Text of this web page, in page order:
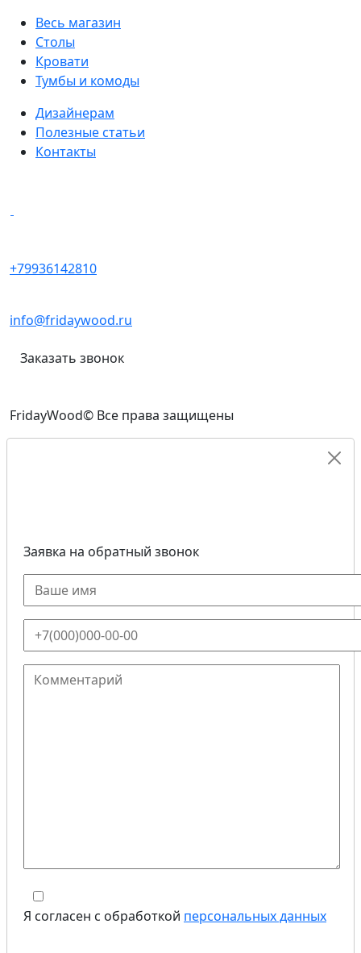
Весь магазин
Столы
Кровати
Тумбы и комоды
Дизайнерам
Полезные статьи
Контакты
+79936142810
info@fridaywood.ru
Заказать звонок
FridayWood© Все права защищены
Заявка на обратный звонок
Я согласен с обработкой персональных данных